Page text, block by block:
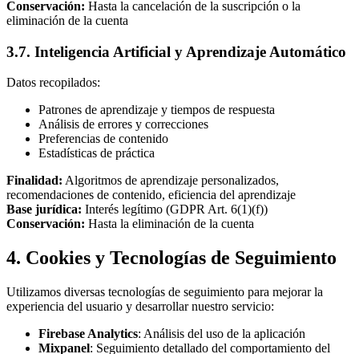
Conservación: Hasta la cancelación de la suscripción o la
eliminación de la cuenta
3.7. Inteligencia Artificial y Aprendizaje Automático
Datos recopilados:
Patrones de aprendizaje y tiempos de respuesta
Análisis de errores y correcciones
Preferencias de contenido
Estadísticas de práctica
Finalidad: Algoritmos de aprendizaje personalizados,
recomendaciones de contenido, eficiencia del aprendizaje
Base jurídica: Interés legítimo (GDPR Art. 6(1)(f))
Conservación: Hasta la eliminación de la cuenta
4. Cookies y Tecnologías de Seguimiento
Utilizamos diversas tecnologías de seguimiento para mejorar la
experiencia del usuario y desarrollar nuestro servicio:
Firebase Analytics: Análisis del uso de la aplicación
Mixpanel: Seguimiento detallado del comportamiento del